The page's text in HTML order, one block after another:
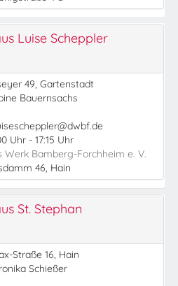
Luise Scheppler
49, Gartenstadt
Bauernsachs
Uhr - 17:15 Uhr
Werk Bamberg-Forchheim e. V.
46, Hain
St. Stephan
Straße 16, Hain
Schießer